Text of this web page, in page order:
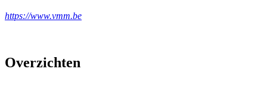
https://www.vmm.be
Overzichten